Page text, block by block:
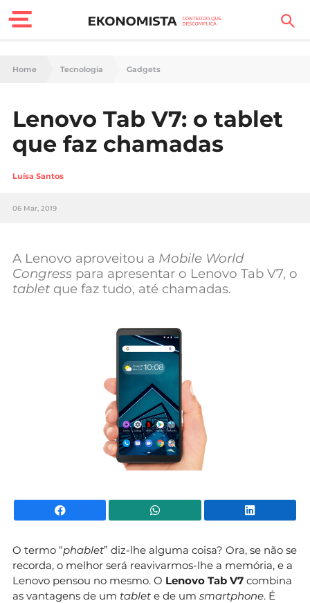
Finanças Pessoais
Carreira
Casa
Tecnologia
Negócios
Mundial 2026
Home Tecnologia Gadgets
Lenovo Tab V7: o tablet
que faz chamadas
Luísa Santos
06 Mar, 2019
A Lenovo aproveitou a Mobile World
Congress para apresentar o Lenovo Tab V7, o
tablet que faz tudo, até chamadas.
Facebook WhatsApp
O termo “phablet” diz-lhe alguma coisa? Ora, se não se
recorda, o melhor será reavivarmos-lhe a memória, e a
Lenovo pensou no mesmo. O Lenovo Tab V7 combina
as vantagens de um tablet e de um smartphone. É